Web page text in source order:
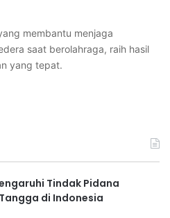
membantu menjaga
saat berolahraga, raih hasil
yang tepat.
Tindak Pidana
di Indonesia